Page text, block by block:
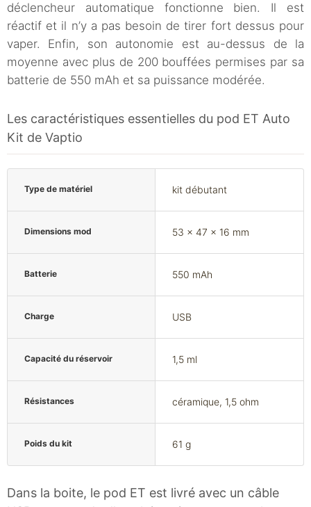
déclencheur automatique fonctionne bien. Il est
réactif et il n’y a pas besoin de tirer fort dessus pour
vaper. Enfin, son autonomie est au-dessus de la
moyenne avec plus de 200 bouffées permises par sa
batterie de 550 mAh et sa puissance modérée.
Les caractéristiques essentielles du pod ET Auto
Kit de Vaptio
Type de matériel kit débutant
Dimensions mod 53 x 47 x 16 mm
Batterie 550 mAh
Charge USB
Capacité du réservoir 1,5 ml
Résistances céramique, 1,5 ohm
Poids du kit 61 g
Dans la boite, le pod ET est livré avec un câble